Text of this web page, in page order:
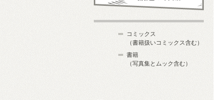
コミックス
（書籍扱いコミックス含む）
書籍
（写真集とムック含む）